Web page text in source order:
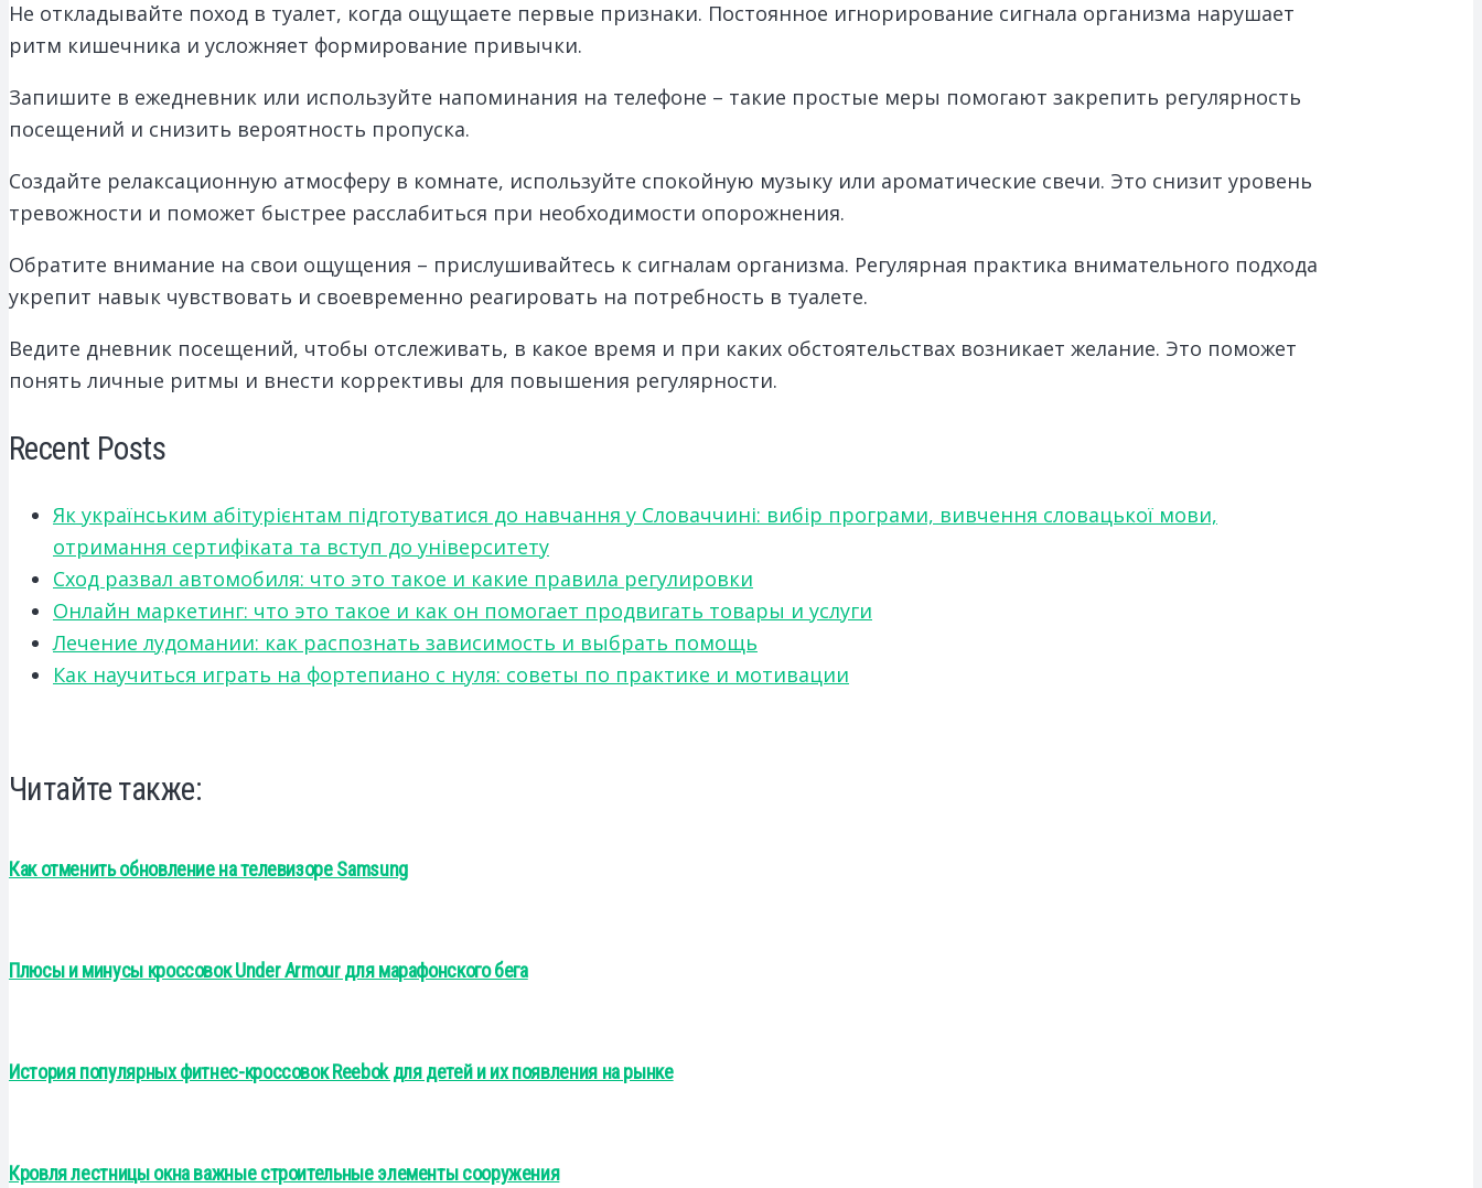
Не откладывайте поход в туалет, когда ощущаете первые признаки. Постоянное игнорирование сигнала организма нарушает
ритм кишечника и усложняет формирование привычки.
Запишите в ежедневник или используйте напоминания на телефоне – такие простые меры помогают закрепить регулярность
посещений и снизить вероятность пропуска.
Создайте релаксационную атмосферу в комнате, используйте спокойную музыку или ароматические свечи. Это снизит уровень
тревожности и поможет быстрее расслабиться при необходимости опорожнения.
Обратите внимание на свои ощущения – прислушивайтесь к сигналам организма. Регулярная практика внимательного подхода
укрепит навык чувствовать и своевременно реагировать на потребность в туалете.
Ведите дневник посещений, чтобы отслеживать, в какое время и при каких обстоятельствах возникает желание. Это поможет
понять личные ритмы и внести коррективы для повышения регулярности.
Recent Posts
Як українським абітурієнтам підготуватися до навчання у Словаччині: вибір програми, вивчення словацької мови,
отримання сертифіката та вступ до університету
Сход развал автомобиля: что это такое и какие правила регулировки
Онлайн маркетинг: что это такое и как он помогает продвигать товары и услуги
Лечение лудомании: как распознать зависимость и выбрать помощь
Как научиться играть на фортепиано с нуля: советы по практике и мотивации
Читайте также:
Как отменить обновление на телевизоре Samsung
Плюсы и минусы кроссовок Under Armour для марафонского бега
История популярных фитнес-кроссовок Reebok для детей и их появления на рынке
Кровля лестницы окна важные строительные элементы сооружения